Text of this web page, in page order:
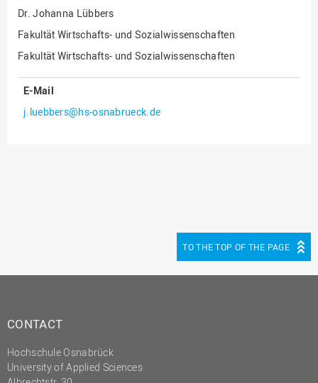
Gesellschaftliches
Hochschulplanung/-
strategie
Personalrat
Präsidialbüro
Professional School
Dr.Johanna Lübbers
Fakultät Wirtschafts- und Sozialwissenschaften
Fakultät Wirtschafts- und Sozialwissenschaften
E-Mail
j.luebbers@hs-osnabrueck.de
TO THE TOP OF THE PAGE
CONTACT
Hochschule Osnabrück
University of Applied Sciences